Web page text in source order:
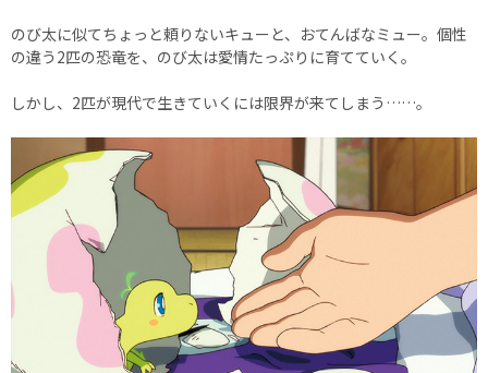
のび太に似てちょっと頼りないキューと、おてんばなミュー。個性
の違う2匹の恐竜を、のび太は愛情たっぷりに育てていく。
しかし、2匹が現代で生きていくには限界が来てしまう……。